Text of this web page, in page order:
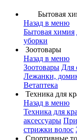
Бытовая
Назад в меню
Бытовая химия
уборки
Зоотовары
Назад в меню
Зоотовары Для
Лежанки,
Ветаптека
Техника для
Назад в меню
Техника для
аксессуары
стрижки волос
Спортивные